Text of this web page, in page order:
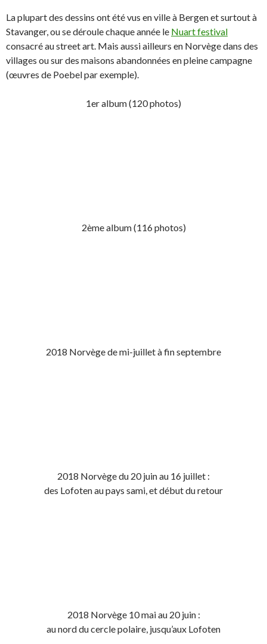
La plupart des dessins ont été vus en ville à Bergen et surtout à
Stavanger, ou se déroule chaque année le Nuart festival
consacré au street art. Mais aussi ailleurs en Norvège dans des
villages ou sur des maisons abandonnées en pleine campagne
(œuvres de Poebel par exemple).
1er album (120 photos)
2ème album (116 photos)
2018 Norvège de mi-juillet à fin septembre
2018 Norvège du 20 juin au 16 juillet :
des Lofoten au pays sami, et début du retour
2018 Norvège 10 mai au 20 juin :
au nord du cercle polaire, jusqu’aux Lofoten